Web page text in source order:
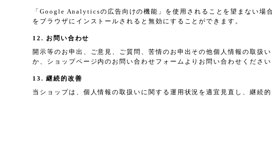
「Google Analyticsの広告向けの機能」を使用されることを望まない
をブラウザにインストールされると無効にすることができます。
12. お問い合わせ
開示等のお申出、ご意見、ご質問、苦情のお申出その他個人情報の取扱
か、ショップページ内のお問い合わせフォームよりお問い合わせください
13. 継続的改善
当ショップは、個人情報の取扱いに関する運用状況を適宜見直し、継続